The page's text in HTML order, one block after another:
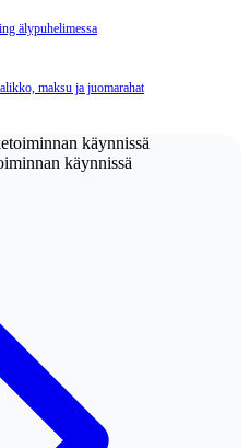
älypuhelimessa
maksu ja juomarahat
käynnissä